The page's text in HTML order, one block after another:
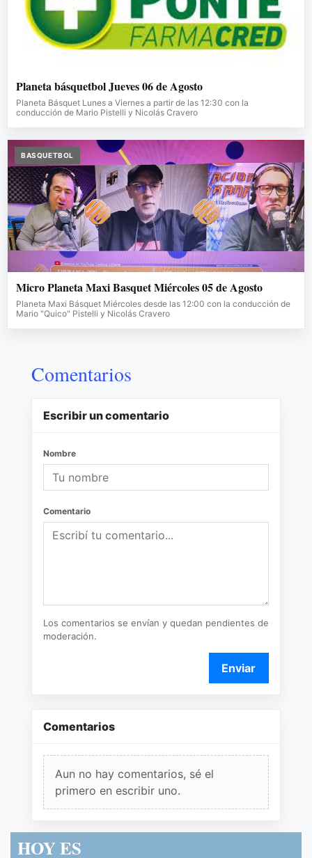
Planeta básquetbol Jueves 06 de Agosto
Planeta Básquet Lunes a Viernes a partir de las 12:30 con la
conducción de Mario Pistelli y Nicolás Cravero
BASQUETBOL
Micro Planeta Maxi Basquet Miércoles 05 de Agosto
Planeta Maxi Básquet Miércoles desde las 12:00 con la conducción de
Mario "Quico" Pistelli y Nicolás Cravero
Comentarios
Escribir un comentario
Nombre
Comentario
Los comentarios se envían y quedan pendientes de
moderación.
Enviar
Comentarios
Aun no hay comentarios, sé el
primero en escribir uno.
HOY ES